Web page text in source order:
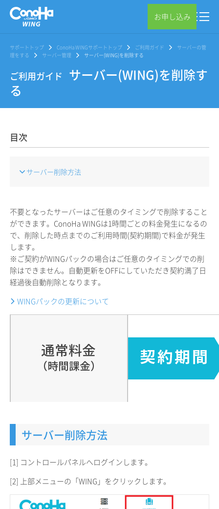
お申し込み
サポートトップ ConoHa WINGサポートトップ ご利用ガイド
サーバーの管
理をする
サーバー管理 サーバー(WING)を削除する
ご利用ガイド サーバー(WING)を削除す
る
目次
サーバー削除方法
不要となったサーバーはご任意のタイミングで削除すること
ができます。ConoHa WINGは1時間ごとの料金発生になるの
で、削除した時点までのご利用時間(契約期間)で料金が発生
します。
※ご契約がWINGパックの場合はご任意のタイミングでの削
除はできません。自動更新をOFFにしていただき契約満了日
経過後自動削除となります。
WINGパックの更新について
サーバー削除方法
[1] コントロールパネルへログインします。
[2] 上部メニューの「WING」をクリックします。